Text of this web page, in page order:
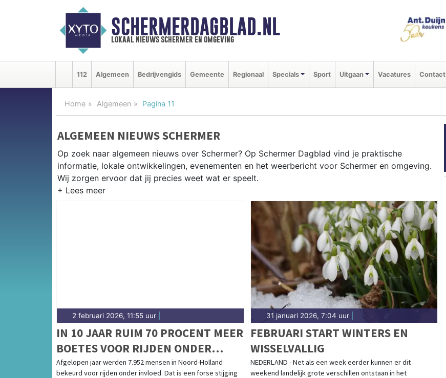
SCHERMERDAGBLAD.NL
lokaal nieuws schermer en omgeving
112 Algemeen Bedrijvengids Gemeente Regionaal Specials Sport Uitgaan Vacatures Contact
Home Algemeen Pagina 11
ALGEMEEN NIEUWS SCHERMER
Op zoek naar algemeen nieuws over Schermer? Op Schermer Dagblad vind je praktische
informatie, lokale ontwikkelingen, evenementen en het weerbericht voor Schermer en omgeving.
Wij zorgen ervoor dat jij precies weet wat er speelt.
PRAKTISCHE INFORMATIE SCHERMER
Van werkzaamheden aan de polderstructuren en het Noord-Hollands Kanaal tot evenementen in
de Schermer en het weersbericht voor de Alkmaarder regio.
2 februari 2026, 11:55 uur
IN 10 JAAR RUIM 70 PROCENT MEER
BOETES VOOR RIJDEN ONDER
INVLOED IN NOORD-HOLLAND
Afgelopen jaar werden 7.952 mensen in Noord-Holland
bekeurd voor rijden onder invloed. Dat is een forse stijging
31 januari 2026, 7:04 uur|
FEBRUARI START WINTERS EN
WISSELVALLIG
NEDERLAND - Net als een week eerder kunnen er dit
weekend landelijk grote verschillen ontstaan in het